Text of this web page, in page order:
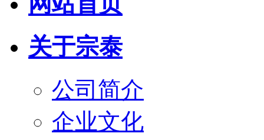
关于宗泰
公司简介
企业文化